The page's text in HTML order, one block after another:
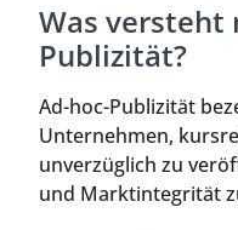
Was versteht
Publizität?
Ad-hoc-Publizität
Unternehmen,
unverzüglich zu
und Marktintegrität